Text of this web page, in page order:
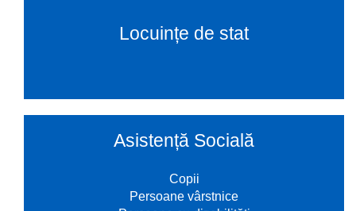
Locuințe de stat
Asistență Socială
Copii
Persoane vârstnice